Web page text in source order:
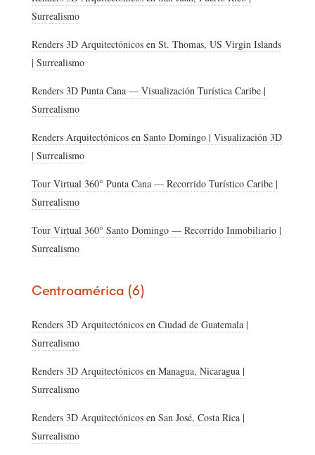
Surrealismo
Renders 3D Arquitectónicos en St. Thomas, US Virgin Islands
| Surrealismo
Renders 3D Punta Cana — Visualización Turística Caribe |
Surrealismo
Renders Arquitectónicos en Santo Domingo | Visualización 3D
| Surrealismo
Tour Virtual 360° Punta Cana — Recorrido Turístico Caribe |
Surrealismo
Tour Virtual 360° Santo Domingo — Recorrido Inmobiliario |
Surrealismo
Centroamérica (6)
Renders 3D Arquitectónicos en Ciudad de Guatemala |
Surrealismo
Renders 3D Arquitectónicos en Managua, Nicaragua |
Surrealismo
Renders 3D Arquitectónicos en San José, Costa Rica |
Surrealismo